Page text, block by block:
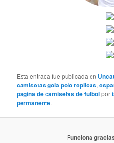
Esta entrada fue publicada en
camisetas gola polo replicas,
pagina de camisetas de futbolpor
permanente.
Funciona